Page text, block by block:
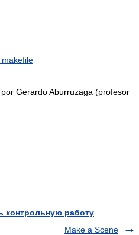
Gerardo Aburruzaga (profesor
контрольную работу
Make a Scene